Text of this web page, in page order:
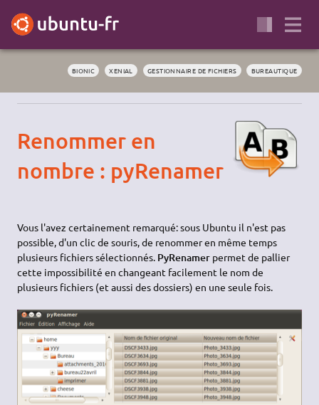
BIONIC XENIAL GESTIONNAIRE DE FICHIERS BUREAUTIQUE
Renommer en
nombre : pyRenamer
Vous l'avez certainement remarqué: sous Ubuntu il n'est pas
possible, d'un clic de souris, de renommer en même temps
plusieurs fichiers sélectionnés. PyRenamer permet de pallier
cette impossibilité en changeant facilement le nom de
plusieurs fichiers (et aussi des dossiers) en une seule fois.